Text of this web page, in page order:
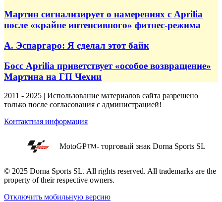
Мартин сигнализирует о намерениях с Aprilia
после «крайне интенсивного» фитнес-режима
А. Эспаргаро: Я сделал этот байк
Босс Aprilia приветствует «особое возвращение»
Мартина на ГП Чехии
2011 - 2025 | Использование материалов сайта разрешено
только после согласования с администрацией!
Контактная информация
MotoGPTM- торговый знак Dorna Sports SL
© 2025 Dorna Sports SL. All rights reserved. All trademarks are the
property of their respective owners.
Отключить мобильную версию